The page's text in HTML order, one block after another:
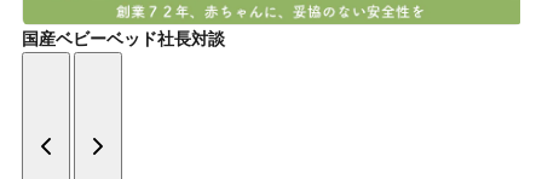
国産ベビーベッド社長対談